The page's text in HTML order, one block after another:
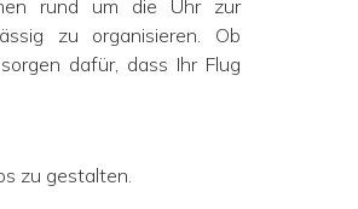
rund um die Uhr zur
zu organisieren. Ob
dafür, dass Ihr Flug
zu gestalten.